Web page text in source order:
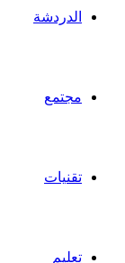
الدردشة
مجتمع
تقنيات
تعليم